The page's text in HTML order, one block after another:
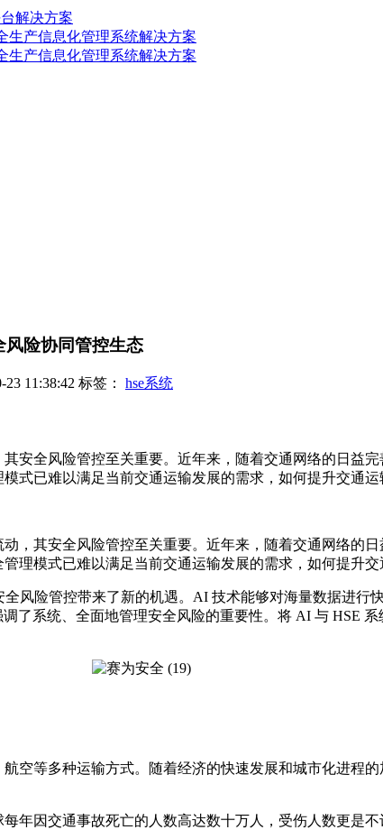
解决方案
生产信息化管理系统解决方案
生产信息化管理系统解决方案
风险协同管控生态
11:38:42 标签： hse系统
安全风险管控至关重要。近年来，随着交通网络的日益
式已难以满足当前交通运输发展的需求，如何提升交通
，其安全风险管控至关重要。近年来，随着交通网络的
理模式已难以满足当前交通运输发展的需求，如何提升
风险管控带来了新的机遇。AI 技术能够对海量数据进行
了系统、全面地管理安全风险的重要性。将 AI 与 HSE
空等多种运输方式。随着经济的快速发展和城市化进程
年因交通事故死亡的人数高达数十万人，受伤人数更是